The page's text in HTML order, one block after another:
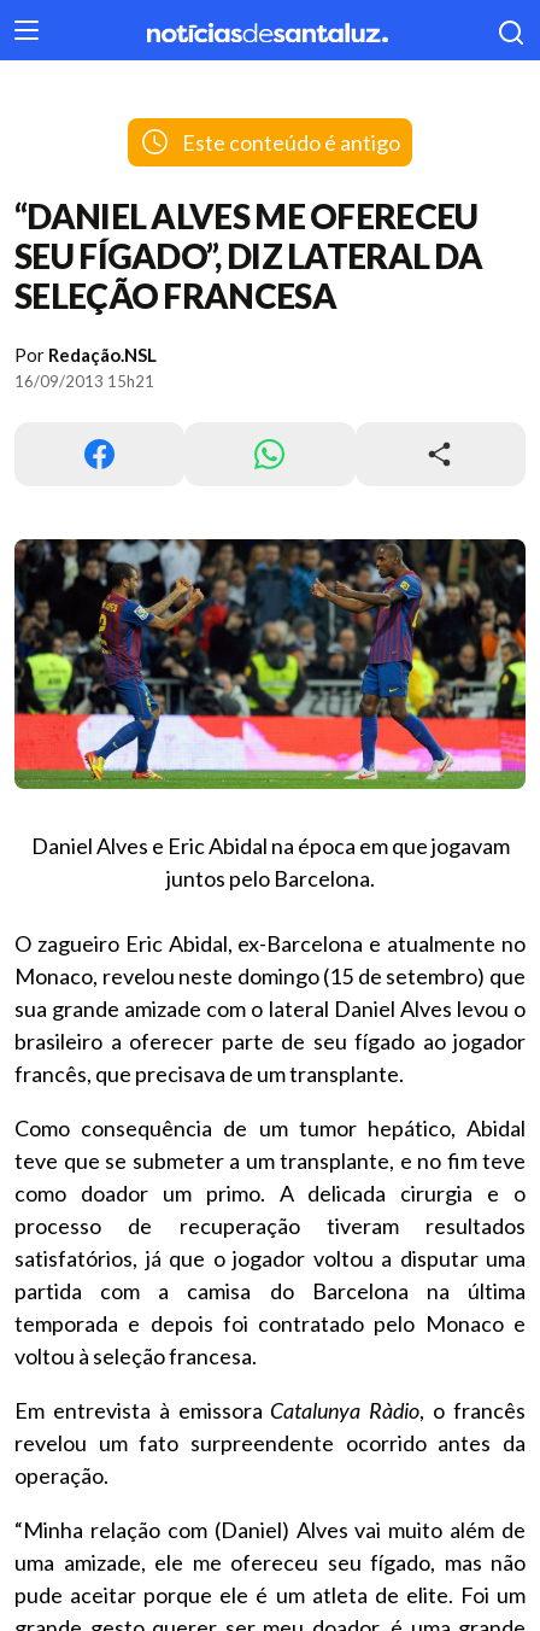
404
Este conteúdo é antigo
“DANIEL ALVES ME OFERECEU
SEU FÍGADO”, DIZ LATERAL DA
SELEÇÃO FRANCESA
Por Redação.NSL
16/09/2013 15h21
Daniel Alves e Eric Abidal na época em que jogavam
juntos pelo Barcelona.
O zagueiro Eric Abidal, ex-Barcelona e atualmente no
Monaco, revelou neste domingo (15 de setembro) que
sua grande amizade com o lateral Daniel Alves levou o
brasileiro a oferecer parte de seu fígado ao jogador
francês, que precisava de um transplante.
Como consequência de um tumor hepático, Abidal
teve que se submeter a um transplante, e no fim teve
como doador um primo. A delicada cirurgia e o
processo de recuperação tiveram resultados
satisfatórios, já que o jogador voltou a disputar uma
partida com a camisa do Barcelona na última
temporada e depois foi contratado pelo Monaco e
voltou à seleção francesa.
Em entrevista à emissora Catalunya Ràdio, o francês
revelou um fato surpreendente ocorrido antes da
operação.
“Minha relação com (Daniel) Alves vai muito além de
uma amizade, ele me ofereceu seu fígado, mas não
pude aceitar porque ele é um atleta de elite. Foi um